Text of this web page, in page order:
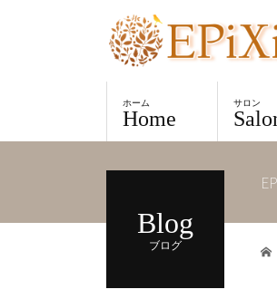
ホーム
Home
サロン
Blog
ブログ